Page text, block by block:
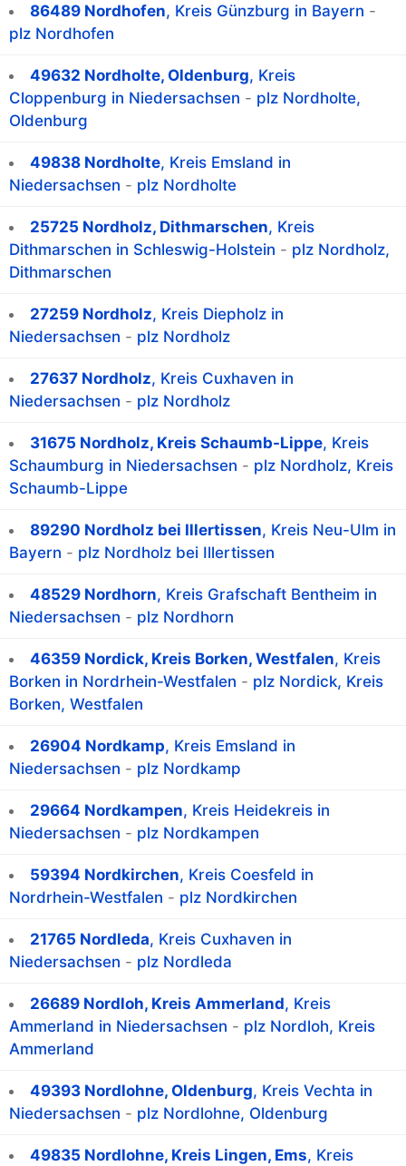
86489 Nordhofen, Kreis Günzburg in Bayern -
plz Nordhofen
49632 Nordholte, Oldenburg, Kreis
Cloppenburg in Niedersachsen - plz Nordholte,
Oldenburg
49838 Nordholte, Kreis Emsland in
Niedersachsen - plz Nordholte
25725 Nordholz, Dithmarschen, Kreis
Dithmarschen in Schleswig-Holstein - plz Nordholz,
Dithmarschen
27259 Nordholz, Kreis Diepholz in
Niedersachsen - plz Nordholz
27637 Nordholz, Kreis Cuxhaven in
Niedersachsen - plz Nordholz
31675 Nordholz, Kreis Schaumb-Lippe, Kreis
Schaumburg in Niedersachsen - plz Nordholz, Kreis
Schaumb-Lippe
89290 Nordholz bei Illertissen, Kreis Neu-Ulm in
Bayern - plz Nordholz bei Illertissen
48529 Nordhorn, Kreis Grafschaft Bentheim in
Niedersachsen - plz Nordhorn
46359 Nordick, Kreis Borken, Westfalen, Kreis
Borken in Nordrhein-Westfalen - plz Nordick, Kreis
Borken, Westfalen
26904 Nordkamp, Kreis Emsland in
Niedersachsen - plz Nordkamp
29664 Nordkampen, Kreis Heidekreis in
Niedersachsen - plz Nordkampen
59394 Nordkirchen, Kreis Coesfeld in
Nordrhein-Westfalen - plz Nordkirchen
21765 Nordleda, Kreis Cuxhaven in
Niedersachsen - plz Nordleda
26689 Nordloh, Kreis Ammerland, Kreis
Ammerland in Niedersachsen - plz Nordloh, Kreis
Ammerland
49393 Nordlohne, Oldenburg, Kreis Vechta in
Niedersachsen - plz Nordlohne, Oldenburg
49835 Nordlohne, Kreis Lingen, Ems, Kreis